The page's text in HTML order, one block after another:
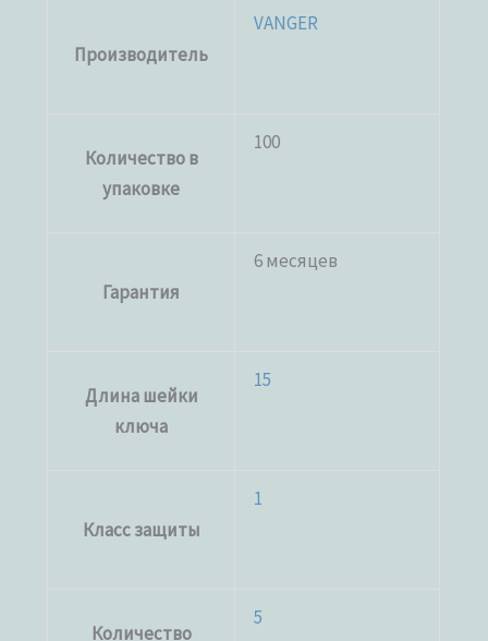
Производитель
VANGER
Количество в
упаковке
100
Гарантия
6 месяцев
Длина шейки
ключа
15
Класс защиты
1
Количество
5